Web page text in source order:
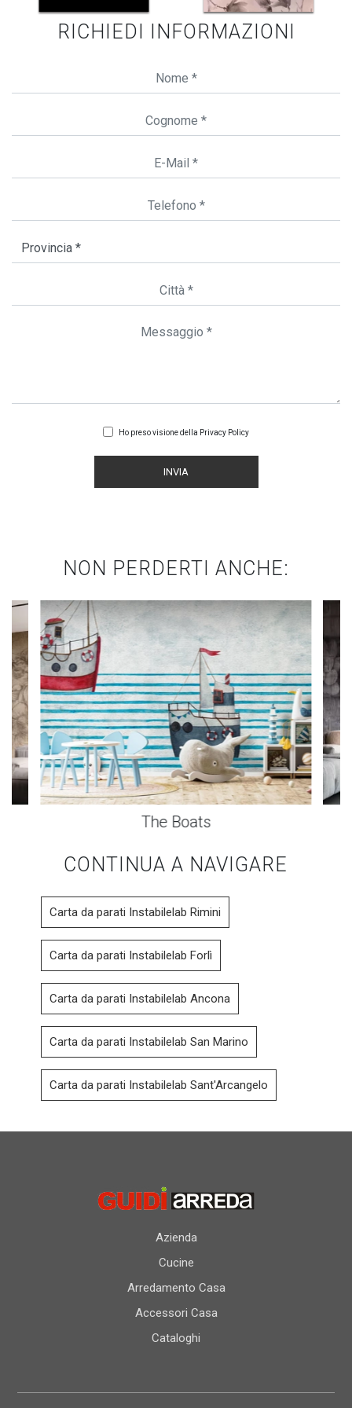
RICHIEDI INFORMAZIONI
Ho preso visione della Privacy Policy
INVIA
NON PERDERTI ANCHE:
The Boats
CONTINUA A NAVIGARE
Carta da parati Instabilelab Rimini
Carta da parati Instabilelab Forlì
Carta da parati Instabilelab Ancona
Carta da parati Instabilelab San Marino
Carta da parati Instabilelab Sant'Arcangelo
Azienda
Cucine
Arredamento Casa
Accessori Casa
Cataloghi